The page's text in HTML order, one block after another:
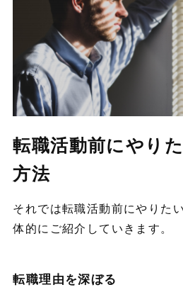
転職活動前にやり
方法
それでは転職活動前にやりた
体的にご紹介していきます。
転職理由を深ぼる